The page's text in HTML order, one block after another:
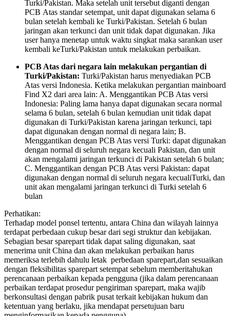
Turki/Pakistan. Maka setelah unit tersebut diganti dengan
PCB Atas standar setempat, unit dapat digunakan selama 6
bulan setelah kembali ke Turki/Pakistan. Setelah 6 bulan
jaringan akan terkunci dan unit tidak dapat digunakan. Jika
user hanya menetap untuk waktu singkat maka sarankan user
kembali keTurki/Pakistan untuk melakukan perbaikan.
PCB Atas dari negara lain melakukan pergantian di
Turki/Pakistan: Turki/Pakistan harus menyediakan PCB
Atas versi Indonesia. Ketika melakukan pergantian mainboard
Find X2 dari area lain: A. Menggantikan PCB Atas versi
Indonesia: Paling lama hanya dapat digunakan secara normal
selama 6 bulan, setelah 6 bulan kemudian unit tidak dapat
digunakan di Turki/Pakistan karena jaringan terkunci, tapi
dapat digunakan dengan normal di negara lain; B.
Menggantikan dengan PCB Atas versi Turki: dapat digunakan
dengan normal di seluruh negara kecuali Pakistan, dan unit
akan mengalami jaringan terkunci di Pakistan setelah 6 bulan;
C. Menggantikan dengan PCB Atas versi Pakistan: dapat
digunakan dengan normal di seluruh negara kecualiTurki, dan
unit akan mengalami jaringan terkunci di Turki setelah 6
bulan
Perhatikan:
Terhadap model ponsel tertentu, antara China dan wilayah lainnya
terdapat perbedaan cukup besar dari segi struktur dan kebijakan.
Sebagian besar sparepart tidak dapat saling digunakan, saat
menerima unit China dan akan melakukan perbaikan harus
memeriksa terlebih dahulu letak perbedaan sparepart,dan sesuaikan
dengan fleksibilitas sparepart setempat sebelum memberitahukan
perencanaan perbaikan kepada pengguna (jika dalam perencanaan
perbaikan terdapat prosedur pengiriman sparepart, maka wajib
berkonsultasi dengan pabrik pusat terkait kebijakan hukum dan
ketentuan yang berlaku, jika mendapat persetujuan baru